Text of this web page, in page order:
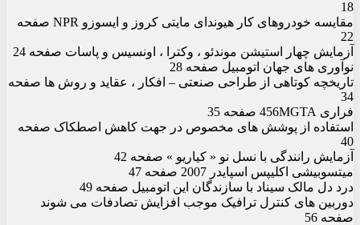
18
مقایسه خودروهای کار هیوندای مایتی کروز و ایسوزو NPR صفحه
22
آزمایش چهار استیشن موندئو ، وکترا ، اونسیس و پاسات صفحه 24
نوآوری های جهان اتومبیل صفحه 28
تاریخچه کوتاهی از طراحی صنعتی – افکار ، عقاید و روش ها صفحه
34
فراری 456MGTA صفحه 35
استفاده از پوشش های مخصوص در جهت کاهش اصطکاک صفحه
40
آزمایش رانندگی با نسل نو « کیاریو » صفحه 42
میتسوبیشی اکلیپس اسپایدر 2007 صفحه 47
درد دل مالک سیناد با سازندگان این اتومبیل صفحه 49
دوربین های کنترل ترافیک موجب افزایش تصادفات می شوند
صفحه 56